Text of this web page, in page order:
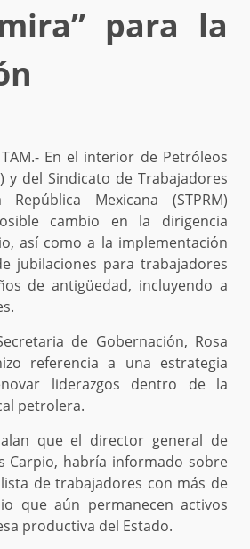
para la
TAM.- En el interior de Petróleos
y del Sindicato de Trabajadores
Mexicana (STPRM)
cambio en la dirigencia
así como a la implementación
jubilaciones para trabajadores
de antigüedad, incluyendo a
de Gobernación, Rosa
referencia a una estrategia
liderazgos dentro de la
petrolera.
que el director general de
Carpio, habría informado sobre
de trabajadores con más de
que aún permanecen activos
productiva del Estado.